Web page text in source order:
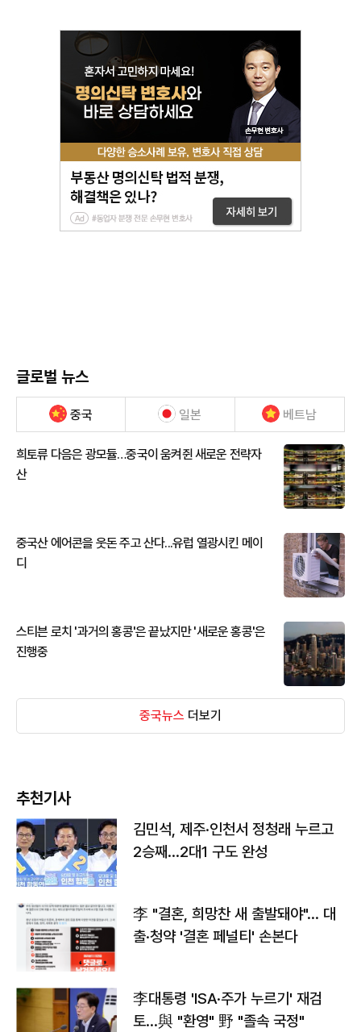
글로벌 뉴스
중국 일본 베트남
희토류 다음은 광모듈…중국이 움켜쥔 새로운 전략자
산
중국산 에어콘을 웃돈 주고 산다...유럽 열광시킨 메이
디
스티븐 로치 '과거의 홍콩'은 끝났지만 '새로운 홍콩'은
진행중
중국뉴스 더보기
추천기사
김민석, 제주·인천서 정청래 누르고
2승째…2대1 구도 완성
李 "결혼, 희망찬 새 출발돼야"… 대
출·청약 '결혼 페널티' 손본다
李대통령 'ISA·주가 누르기' 재검
토…與 "환영" 野 "졸속 국정"